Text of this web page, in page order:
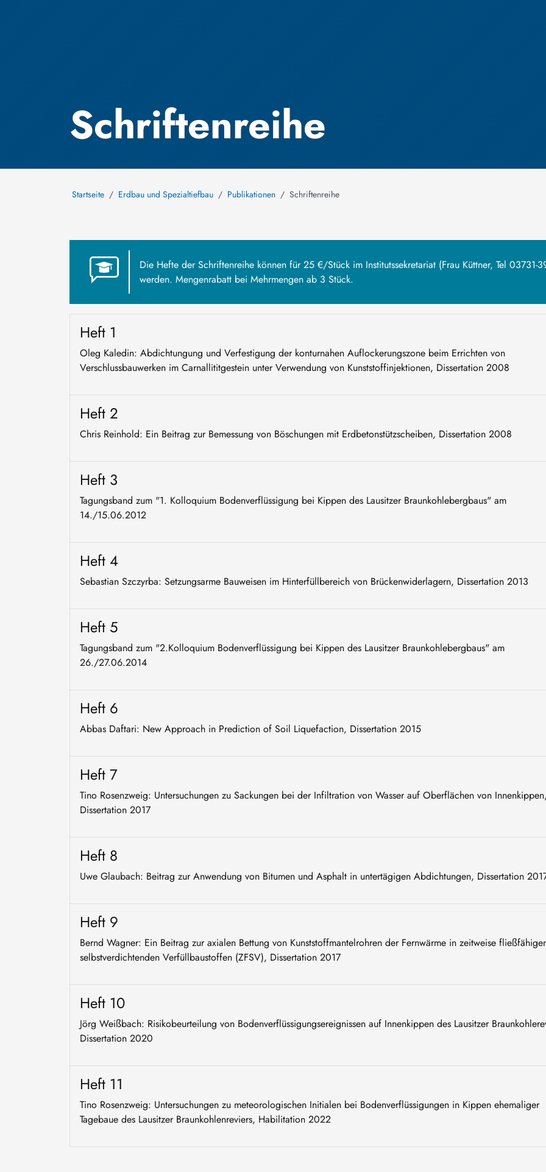
Schriftenreihe
Startseite Erdbau und Spezialtiefbau Publikationen Schriftenreihe
Die Hefte der Schriftenreihe können für 25 €/Stück im Institutssekretariat (Frau Küttner, Tel 03731-
werden. Mengenrabatt bei Mehrmengen ab 3 Stück.
Heft 1
Oleg Kaledin: Abdichtungung und Verfestigung der konturnahen Auflockerungszone beim Errichten von
Verschlussbauwerken im Carnallititgestein unter Verwendung von Kunststoffinjektionen, Dissertation 2008
Heft 2
Chris Reinhold: Ein Beitrag zur Bemessung von Böschungen mit Erdbetonstützscheiben, Dissertation 2008
Heft 3
Tagungsband zum "1. Kolloquium Bodenverflüssigung bei Kippen des Lausitzer Braunkohlebergbaus" am
14./15.06.2012
Heft 4
Sebastian Szczyrba: Setzungsarme Bauweisen im Hinterfüllbereich von Brückenwiderlagern, Dissertation 2013
Heft 5
Tagungsband zum "2.Kolloquium Bodenverflüssigung bei Kippen des Lausitzer Braunkohlebergbaus" am
26./27.06.2014
Heft 6
Abbas Daftari: New Approach in Prediction of Soil Liquefaction, Dissertation 2015
Heft 7
Tino Rosenzweig: Untersuchungen zu Sackungen bei der Infiltration von Wasser auf Oberflächen von
Dissertation 2017
Heft 8
Uwe Glaubach: Beitrag zur Anwendung von Bitumen und Asphalt in untertägigen Abdichtungen, Dissertation
Heft 9
Bernd Wagner: Ein Beitrag zur axialen Bettung von Kunststoffmantelrohren der Fernwärme in zeitweise
selbstverdichtenden Verfüllbaustoffen (ZFSV), Dissertation 2017
Heft 10
Jörg Weißbach: Risikobeurteilung von Bodenverflüssigungsereignissen auf Innenkippen des Lausitzer
Dissertation 2020
Heft 11
Tino Rosenzweig: Untersuchungen zu meteorologischen Initialen bei Bodenverflüssigungen in Kippen ehemaliger
Tagebaue des Lausitzer Braunkohlenreviers, Habilitation 2022